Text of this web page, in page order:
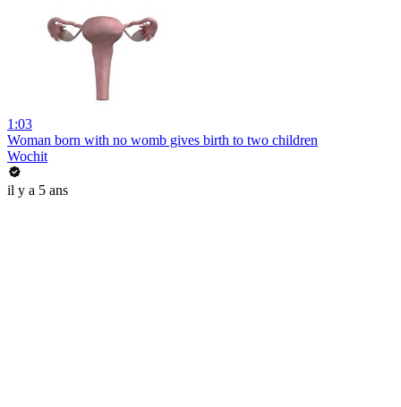
1:03
Woman born with no womb gives birth to two children
Wochit
il y a 5 ans